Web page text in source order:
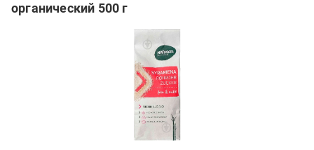
органический 500 г